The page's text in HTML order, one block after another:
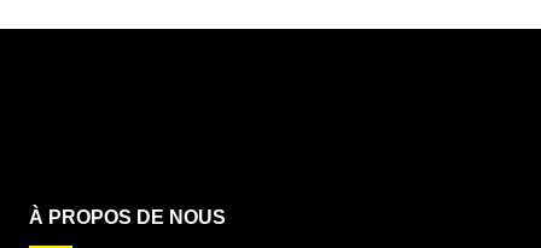
À PROPOS DE NOUS